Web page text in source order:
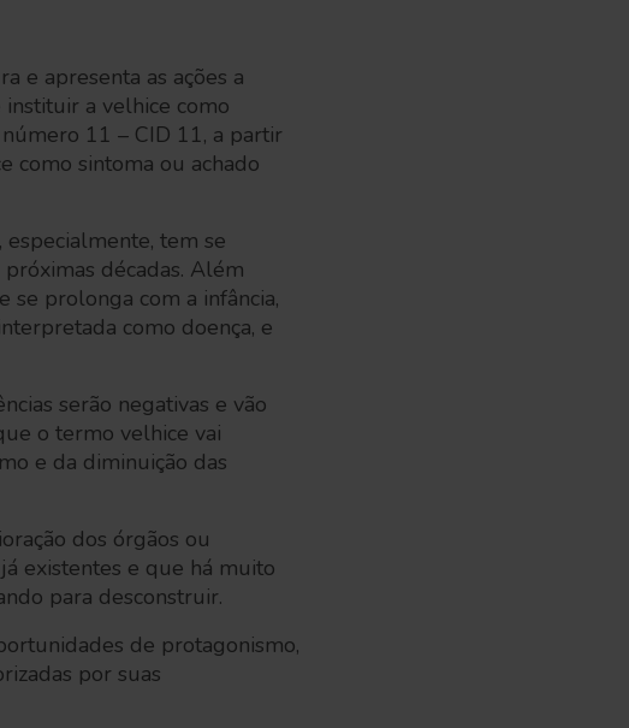
e apresenta as ações a
a velhice como
11 – CID 11, a partir
como sintoma ou achado
tem se
décadas. Além
se prolonga com a infância,
como doença, e
serão negativas e vão
o termo velhice vai
e da diminuição das
dos órgãos ou
existentes e que há muito
para desconstruir.
de protagonismo,
por suas